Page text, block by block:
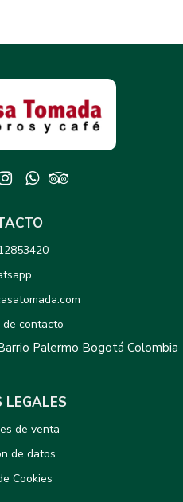
de contacto
Palermo Bogotá Colombia
LEGALES
de venta
de datos
Cookies